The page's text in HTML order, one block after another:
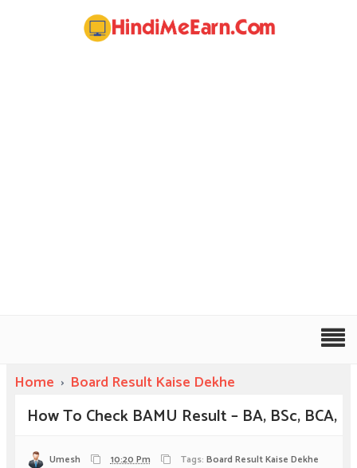
Home › Board Result Kaise Dekhe
How To Check BAMU Result – BA, BSc, BCA,
Umesh 10:20 Pm Tags: Board Result Kaise Dekhe